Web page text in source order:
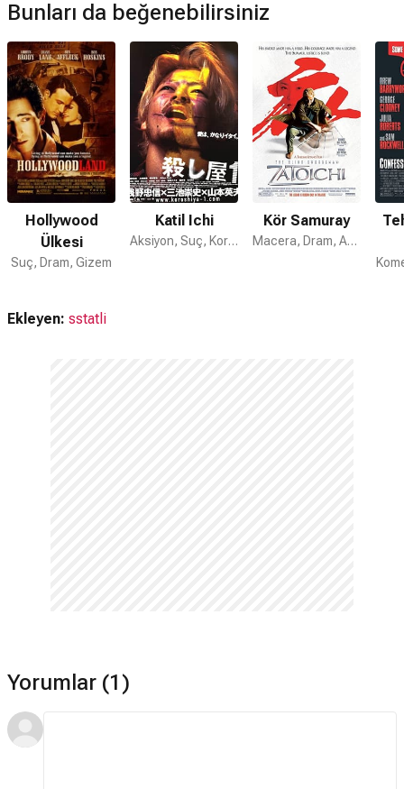
Bunları da beğenebilirsiniz
Hollywood
Ülkesi
Suç, Dram, Gizem
Katil Ichi
Aksiyon, Suç, Korku
Kör Samuray
Macera, Dram, Aksiyon
Ekleyen: sstatli
Yorumlar (1)